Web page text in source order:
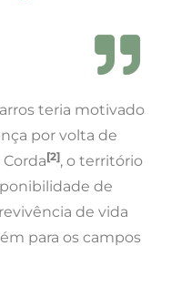
teria motivado
por volta de
[2], o território
de
de vida
para os campos